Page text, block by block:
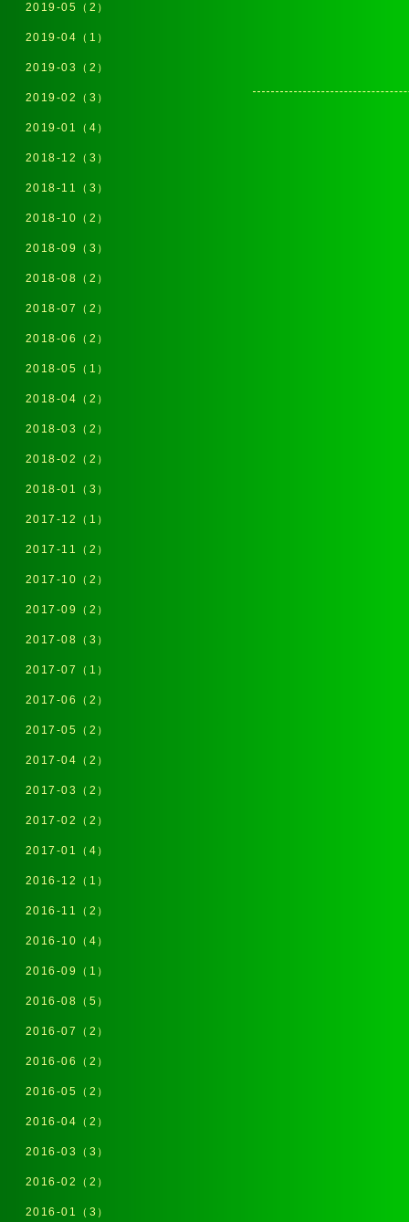
2019-05（2）
2019-04（1）
2019-03（2）
2019-02（3）
2019-01（4）
2018-12（3）
2018-11（3）
2018-10（2）
2018-09（3）
2018-08（2）
2018-07（2）
2018-06（2）
2018-05（1）
2018-04（2）
2018-03（2）
2018-02（2）
2018-01（3）
2017-12（1）
2017-11（2）
2017-10（2）
2017-09（2）
2017-08（3）
2017-07（1）
2017-06（2）
2017-05（2）
2017-04（2）
2017-03（2）
2017-02（2）
2017-01（4）
2016-12（1）
2016-11（2）
2016-10（4）
2016-09（1）
2016-08（5）
2016-07（2）
2016-06（2）
2016-05（2）
2016-04（2）
2016-03（3）
2016-02（2）
2016-01（3）